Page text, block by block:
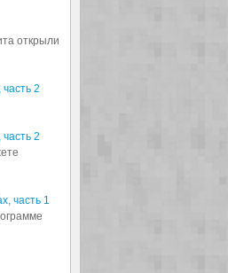
открыли
2
2
часть 1